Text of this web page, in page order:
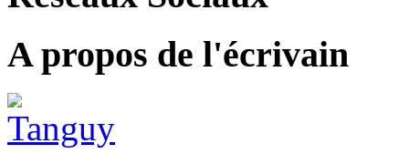
A propos de l'écrivain